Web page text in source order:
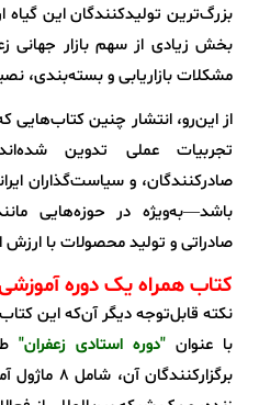
بزرگ‌ترین تولیدکنندگان این
بخش زیادی از سهم بازار جهانی
مشکلات بازاریابی و
از این‌رو، انتشار چنین کتاب‌هایی
تجربیات عملی تدوین
صادرکنندگان، و سیاست‌گذاران
باشد—به‌ویژه در حوزه‌هایی
صادراتی و تولید محصولات با ارزش
کتاب همراه یک دوره
نکته قابل‌توجه دیگر آن‌که این
با عنوان "دوره استادی زعفران"